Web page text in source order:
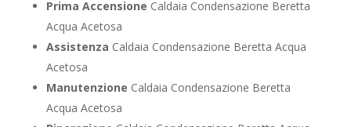
Prima Accensione Caldaia Condensazione Beretta
Acqua Acetosa
Assistenza Caldaia Condensazione Beretta Acqua
Acetosa
Manutenzione Caldaia Condensazione Beretta
Acqua Acetosa